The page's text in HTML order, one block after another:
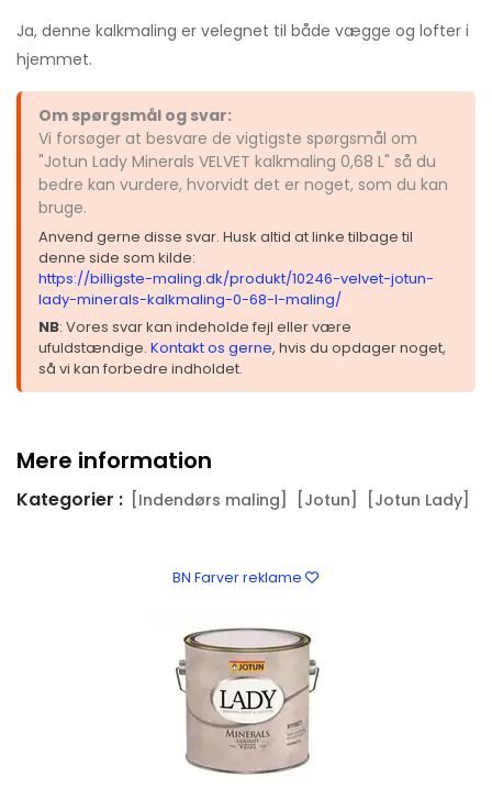
Ja, denne kalkmaling er velegnet til både vægge og lofter i
hjemmet.
Om spørgsmål og svar:
Vi forsøger at besvare de vigtigste spørgsmål om
"Jotun Lady Minerals VELVET kalkmaling 0,68 L" så du
bedre kan vurdere, hvorvidt det er noget, som du kan
bruge.
Anvend gerne disse svar. Husk altid at linke tilbage til
denne side som kilde:
https://billigste-maling.dk/produkt/10246-velvet-jotun-
lady-minerals-kalkmaling-0-68-l-maling/
NB: Vores svar kan indeholde fejl eller være
ufuldstændige. Kontakt os gerne, hvis du opdager noget,
så vi kan forbedre indholdet.
Mere information
Kategorier : [Indendørs maling] [Jotun] [Jotun Lady]
BN Farver reklame